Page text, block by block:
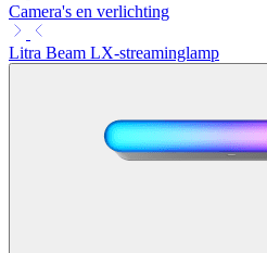
Camera's en verlichting
Litra Beam LX-streaminglamp